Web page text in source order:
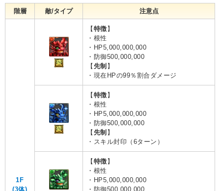
階層 敵/タイプ 注意点
1F
(3体)
【 特徴 】
・根性
・HP5,000,000,000
・防御500,000,000
【 先制 】
・現在HPの99％割合ダメージ
【 特徴 】
・根性
・HP5,000,000,000
・防御500,000,000
【 先制 】
・スキル封印（6ターン）
【 特徴 】
・根性
・HP5,000,000,000
・防御500,000,000